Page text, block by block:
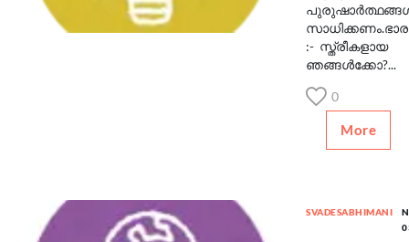
:- സ്ത്രീകളായ
ഞങ്ങൾക്കോ?...
0
More
SVADESABHIMANI